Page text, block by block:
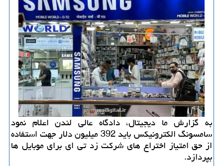
به گزارش ما دیجیتال، دادگاه عالی لندن اعلام نمود
سامسونگ الکترونیکس باید 392 میلیون دلار جهت استفاده
از حق امتیاز اختراع های شرکت زد تی ای برای موبایل ها
بپردازد.